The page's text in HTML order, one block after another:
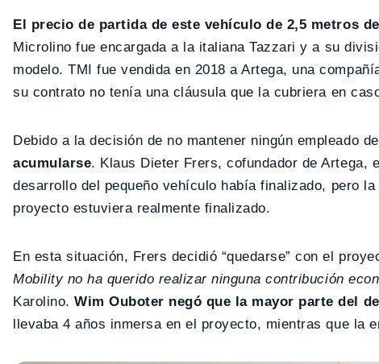
El precio de partida de este vehículo de 2,5 metros
Microlino fue encargada a la italiana Tazzari y a su
modelo. TMI fue vendida en 2018 a Artega, una
su contrato no tenía una cláusula que la cubriera en
Debido a la decisión de no mantener ningún empleado
acumularse. Klaus Dieter Frers, cofundador de Artega,
desarrollo del pequeño vehículo había finalizado, pero
proyecto estuviera realmente finalizado.
En esta situación, Frers decidió “quedarse” con el
Mobility no ha querido realizar ninguna contribución
Karolino.Wim Ouboter negó que la mayor parte del
llevaba 4 años inmersa en el proyecto, mientras que la